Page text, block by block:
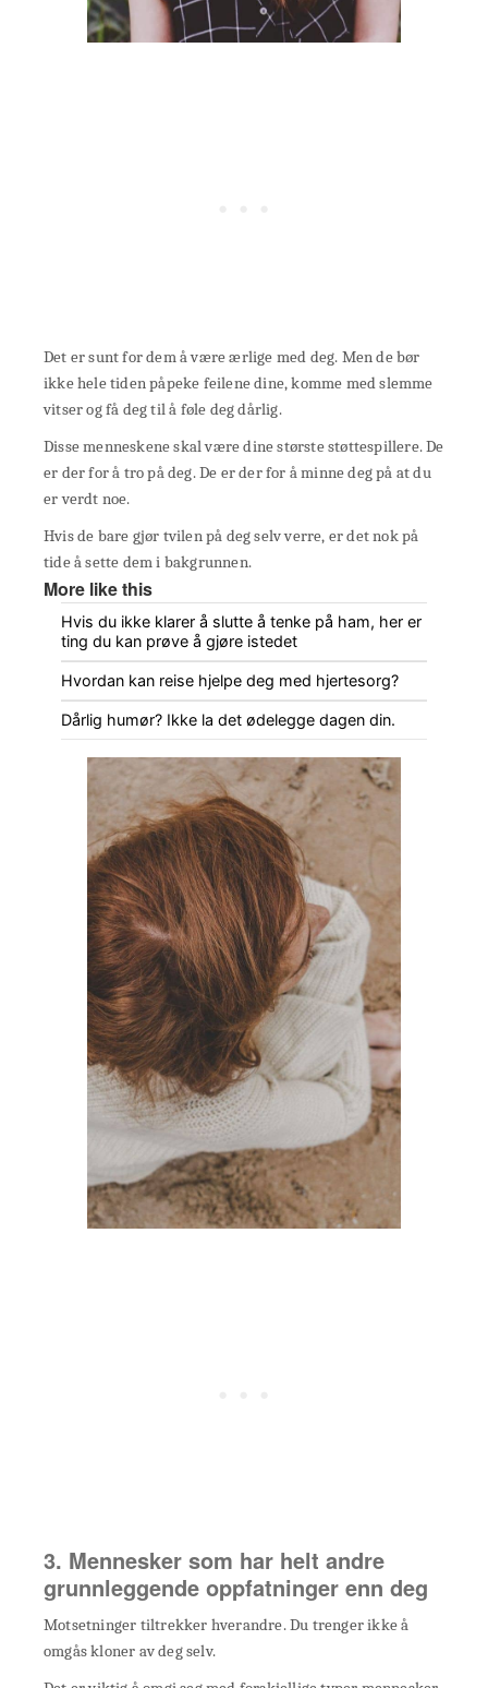
Det er sunt for dem å være ærlige med deg. Men de bør
ikke hele tiden påpeke feilene dine, komme med slemme
vitser og få deg til å føle deg dårlig.
Disse menneskene skal være dine største støttespillere. De
er der for å tro på deg. De er der for å minne deg på at du
er verdt noe.
Hvis de bare gjør tvilen på deg selv verre, er det nok på
tide å sette dem i bakgrunnen.
More like this
Hvis du ikke klarer å slutte å tenke på ham, her er
ting du kan prøve å gjøre istedet
Hvordan kan reise hjelpe deg med hjertesorg?
Dårlig humør? Ikke la det ødelegge dagen din.
3. Mennesker som har helt andre
grunnleggende oppfatninger enn deg
Motsetninger tiltrekker hverandre. Du trenger ikke å
omgås kloner av deg selv.